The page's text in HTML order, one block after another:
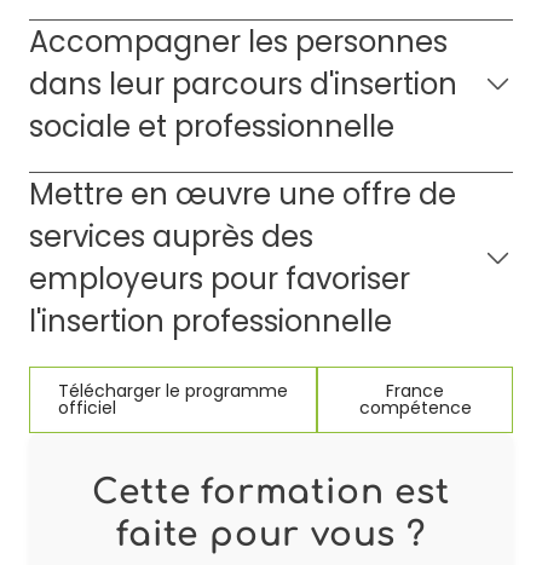
Accompagner les personnes
dans leur parcours d'insertion
sociale et professionnelle
Mettre en œuvre une offre de
services auprès des
employeurs pour favoriser
l'insertion professionnelle
Télécharger le programme
officiel
France
compétence
Cette formation est
faite pour vous ?